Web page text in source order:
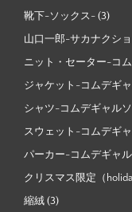
靴下-ソックス- (3)
山口一郎-サカナクシ
ニット・セーター-コ
ジャケット-コムデギ
シャツ-コムデギャル
スウェット-コムデギ
パーカー-コムデギャ
クリスマス限定（
縮絨 (3)